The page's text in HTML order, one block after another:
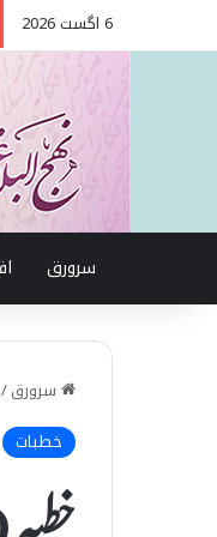
6 اگست 2026
سرورق
سرورق/
خطبات